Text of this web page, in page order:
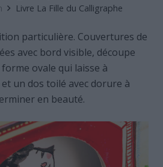
Livre La Fille du Calligraphe
particulière. Couvertures de
avec bord visible, découpe
ovale qui laisse à
un dos toilé avec dorure à
en beauté.